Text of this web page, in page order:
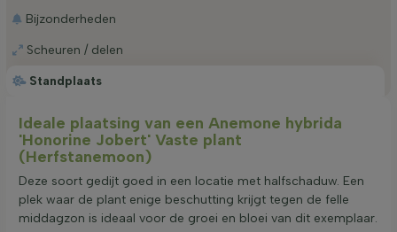
Standplaats
Bijzonderheden
Scheuren / delen
Ideale plaatsing van een Anemone hybrida
'Honorine Jobert' Vaste plant
(Herfstanemoon)
Deze soort gedijt goed in een locatie met halfschaduw. Een
plek waar de plant enige beschutting krijgt tegen de felle
middagzon is ideaal voor de groei en bloei van dit exemplaar.